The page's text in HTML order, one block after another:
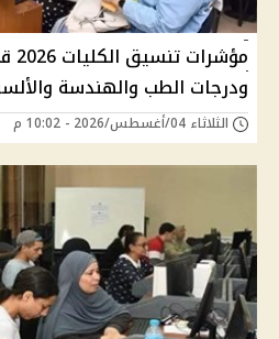
ودرجات الطب والهندسة
الثلاثاء 04/أغسطس/2026 - 10:02 م